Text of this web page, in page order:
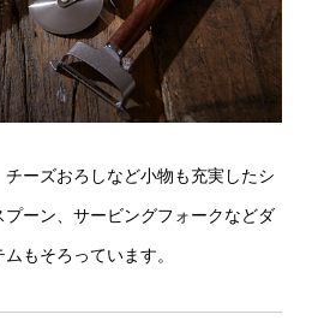
ーズおろしなど小物も充実したシ
プーン、サービングフォークなどダ
もそろっています。